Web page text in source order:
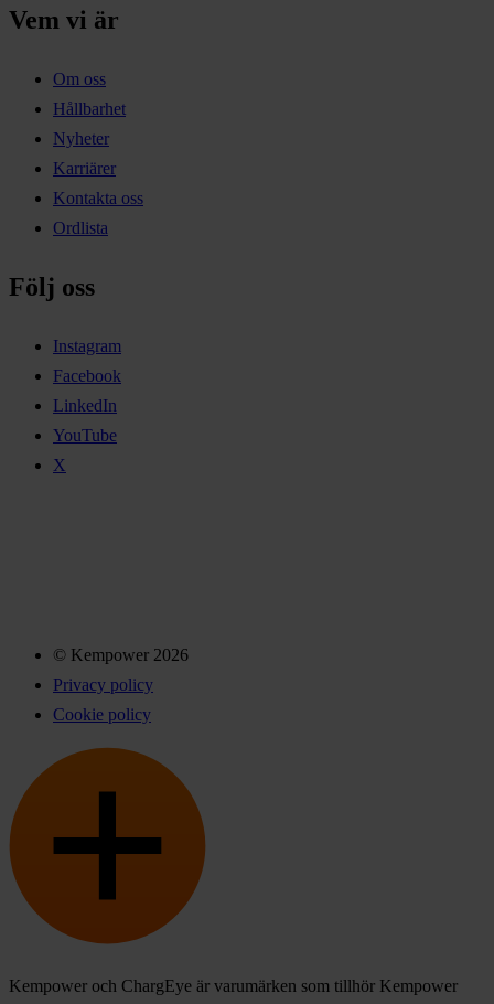
Vem vi är
Om oss
Hållbarhet
Nyheter
Karriärer
Kontakta oss
Ordlista
Följ oss
Instagram
Facebook
LinkedIn
YouTube
X
© Kempower 2026
Privacy policy
Cookie policy
Kempower och ChargEye är varumärken som tillhör Kempower